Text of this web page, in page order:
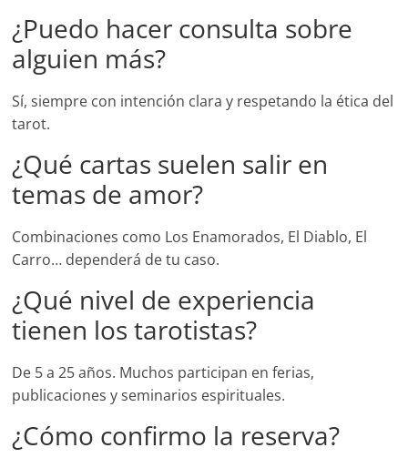
¿Puedo hacer consulta sobre
alguien más?
Sí, siempre con intención clara y respetando la ética del
tarot.
¿Qué cartas suelen salir en
temas de amor?
Combinaciones como Los Enamorados, El Diablo, El
Carro… dependerá de tu caso.
¿Qué nivel de experiencia
tienen los tarotistas?
De 5 a 25 años. Muchos participan en ferias,
publicaciones y seminarios espirituales.
¿Cómo confirmo la reserva?